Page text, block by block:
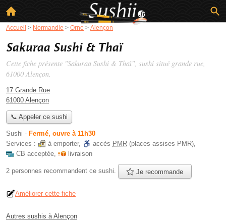
Accueil > Normandie > Orne > Alençon
Sakuraa Sushi & Thaï
Cette fiche présente "Sakuraa Sushi & Thaï", sushi situé grande rue,
61000 Alençon.
17 Grande Rue
61000 Alençon
📞 Appeler ce sushi
Sushi - Fermé, ouvre à 11h30
Services :
à emporter, accès PMR (places assises PMR),
CB acceptée, livraison
2 personnes recommandent ce sushi. Je recommande
Améliorer cette fiche
Autres sushis à Alençon